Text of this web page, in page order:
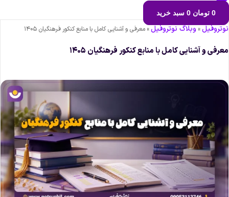
0 تومان 0 سبد خرید
»وبلاگ نوتروفیل»معرفی و آشنایی کامل با منابع کنکور فرهنگیان ۱۴۰۵
و آشنایی کامل با منابع کنکور فرهنگیان ۱۴۰۵